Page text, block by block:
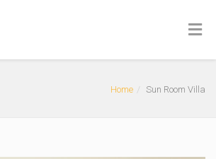
Home Sun Room Villa